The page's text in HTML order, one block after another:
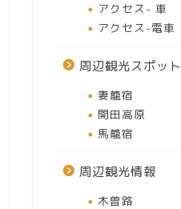
アクセス- 車
アクセス-電車
周辺観光スポット
妻籠宿
開田高原
馬籠宿
周辺観光情報
木曽路